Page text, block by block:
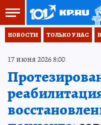
НОВОСТИ ТОЛЬКО У НАС
17 июня 2026 8:00